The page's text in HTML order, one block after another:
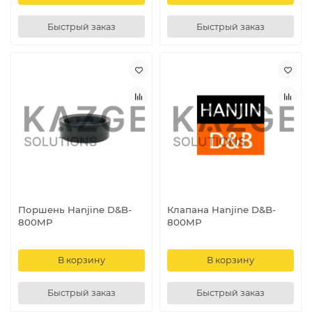
Быстрый заказ Быстрый заказ
Поршень Hanjine D&B-
800MP
В корзину
Быстрый заказ
Клапана Hanjine D&B-
800MP
В корзину
Быстрый заказ